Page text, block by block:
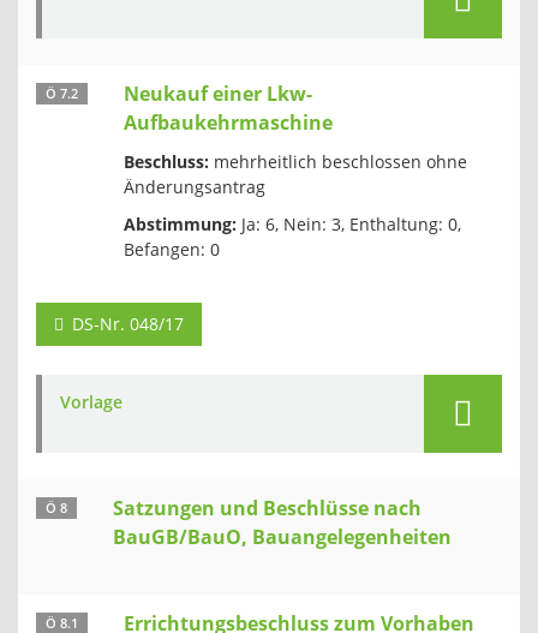
Ö 7.2
Neukauf einer Lkw-
Aufbaukehrmaschine
Beschluss: mehrheitlich beschlossen ohne
Änderungsantrag
Abstimmung: Ja: 6, Nein: 3, Enthaltung: 0,
Befangen: 0
DS-Nr. 048/17
Vorlage
Ö 8
Satzungen und Beschlüsse nach
BauGB/BauO, Bauangelegenheiten
Ö 8.1 Errichtungsbeschluss zum Vorhaben